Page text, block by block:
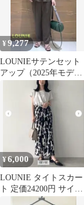
¥9,277
LOUNIEサテンセット
アップ（2025年モデ
ル） スキッパーブラウ
ス＆パンツ
¥6,000
LOUNIE タイトスカー
ト 定価24200円 サイズ